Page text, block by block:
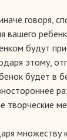
говоря,
вашего
будут
этому,
будет в
творческие